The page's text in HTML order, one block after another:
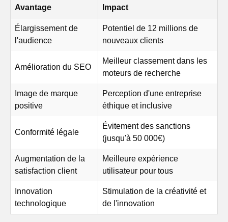
Avantage Impact
Élargissement de
l'audience
Potentiel de 12 millions de
nouveaux clients
Amélioration du SEO
Meilleur classement dans les
moteurs de recherche
Image de marque
positive
Perception d'une entreprise
éthique et inclusive
Conformité légale
Évitement des sanctions
(jusqu'à 50 000€)
Augmentation de la
satisfaction client
Meilleure expérience
utilisateur pour tous
Innovation
technologique
Stimulation de la créativité et
de l'innovation